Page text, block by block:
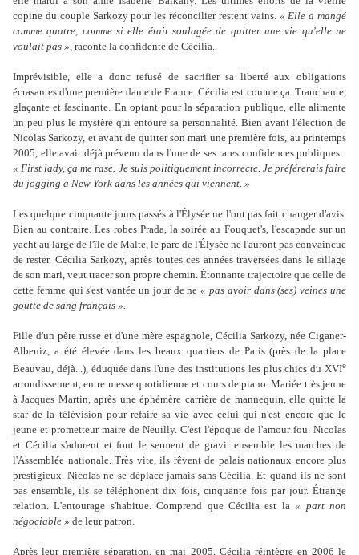
copine du couple Sarkozy pour les réconcilier restent vains. « Elle a mangé
comme quatre, comme si elle était soulagée de quitter une vie qu'elle ne
voulait pas », raconte la confidente de Cécilia.
Imprévisible, elle a donc refusé de sacrifier sa liberté aux obligations
écrasantes d'une première dame de France. Cécilia est comme ça. Tranchante,
glaçante et fascinante. En optant pour la séparation publique, elle alimente
un peu plus le mystère qui entoure sa personnalité. Bien avant l'élection de
Nicolas Sarkozy, et avant de quitter son mari une première fois, au printemps
2005, elle avait déjà prévenu dans l'une de ses rares confidences publiques :
« First lady, ça me rase. Je suis politiquement incorrecte. Je préférerais faire
du jogging à New York dans les années qui viennent. »
Les quelque cinquante jours passés à l'Élysée ne l'ont pas fait changer d'avis.
Bien au contraire. Les robes Prada, la soirée au Fouquet's, l'escapade sur un
yacht au large de l'île de Malte, le parc de l'Élysée ne l'auront pas convaincue
de rester. Cécilia Sarkozy, après toutes ces années traversées dans le sillage
de son mari, veut tracer son propre chemin. Étonnante trajectoire que celle de
cette femme qui s'est vantée un jour de ne« pas avoir dans (ses) veines une
goutte de sang français ».
Fille d'un père russe et d'une mère espagnole, Cécilia Sarkozy, née Ciganer-
Albeniz, a été élevée dans les beaux quartiers de Paris (près de la place
Beauvau, déjà...), éduquée dans l'une des institutions les plus chics du XVIe
arrondissement, entre messe quotidienne et cours de piano. Mariée très jeune
à Jacques Martin, après une éphémère carrière de mannequin, elle quitte la
star de la télévision pour refaire sa vie avec celui qui n'est encore que le
jeune et prometteur maire de Neuilly. C'est l'époque de l'amour fou. Nicolas
et Cécilia s'adorent et font le serment de gravir ensemble les marches de
l'Assemblée nationale. Très vite, ils rêvent de palais nationaux encore plus
prestigieux. Nicolas ne se déplace jamais sans Cécilia. Et quand ils ne sont
pas ensemble, ils se téléphonent dix fois, cinquante fois par jour. Étrange
relation. L'entourage s'habitue. Comprend que Cécilia est la« part non
négociable » de leur patron.
Après leur première séparation, en mai 2005, Cécilia réintègre en 2006 le